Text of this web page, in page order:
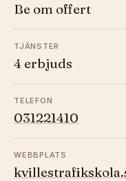
Be om offert
TJÄNSTER
4 erbjuds
TELEFON
031221410
WEBBPLATS